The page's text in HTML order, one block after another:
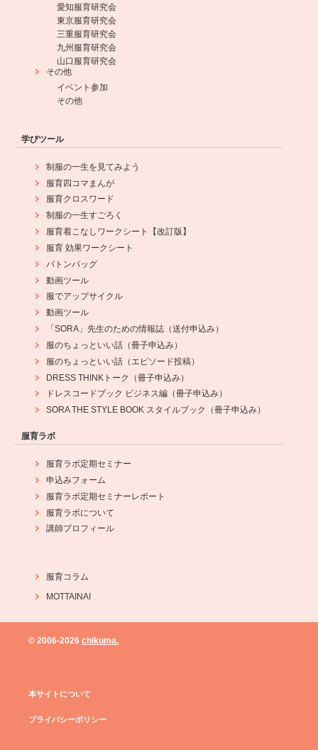
愛知服育研究会
東京服育研究会
三重服育研究会
九州服育研究会
山口服育研究会
その他
イベント参加
その他
学びツール
制服の一生を見てみよう
服育四コマまんが
服育クロスワード
制服の一生すごろく
服育着こなしワークシート【改訂版】
服育 効果ワークシート
バトンバッグ
動画ツール
服でアップサイクル
動画ツール
「SORA」先生のための情報誌（送付申込み）
服のちょっといい話（冊子申込み）
服のちょっといい話（エピソード投稿）
DRESS THINKトーク（冊子申込み）
ドレスコードブック ビジネス編（冊子申込み）
SORA THE STYLE BOOK スタイルブック（冊子申込み）
服育ラボ
服育ラボ定期セミナー
申込みフォーム
服育ラボ定期セミナーレポート
服育ラボについて
講師プロフィール
服育コラム
MOTTAINAI
© 2006-2026 chikuma.
本サイトについて
プライバシーポリシー